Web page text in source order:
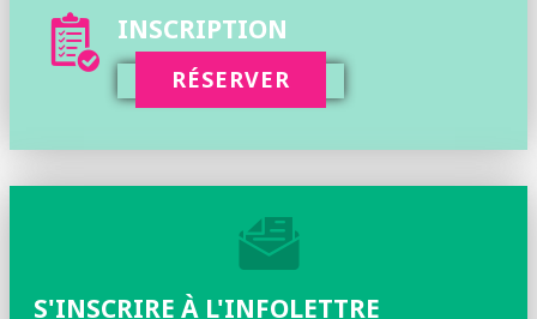
INSCRIPTION
RÉSERVER
S'INSCRIRE À L'INFOLETTRE